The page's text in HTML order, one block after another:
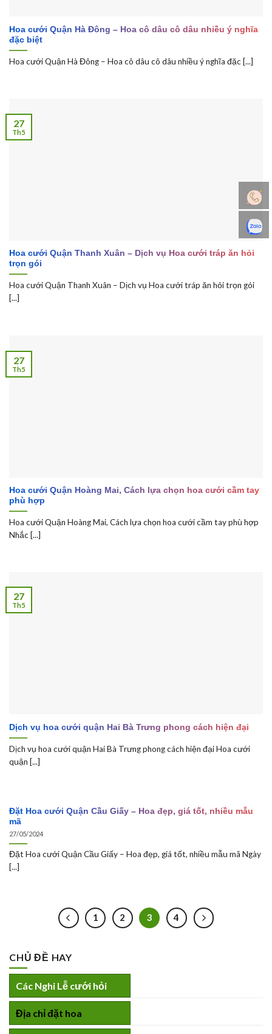
Hoa cưới Quận Hà Đông – Hoa cô dâu cô dâu nhiều ý nghĩa
đặc biệt
Hoa cưới Quận Hà Đông – Hoa cô dâu cô dâu nhiều ý nghĩa đặc [...]
Hoa cưới Quận Thanh Xuân – Dịch vụ Hoa cưới tráp ăn hỏi
trọn gói
Hoa cưới Quận Thanh Xuân – Dịch vụ Hoa cưới tráp ăn hỏi trọn gói
[...]
27
Th5
Hoa cưới Quận Hoàng Mai, Cách lựa chọn hoa cưới cầm tay
phù hợp
Hoa cưới Quận Hoàng Mai, Cách lựa chọn hoa cưới cầm tay phù hợp
Nhắc [...]
27
Th5
Dịch vụ hoa cưới quận Hai Bà Trưng phong cách hiện đại
Dịch vụ hoa cưới quận Hai Bà Trưng phong cách hiện đại Hoa cưới
quận [...]
27
Th5
Đặt Hoa cưới Quận Cầu Giấy – Hoa đẹp, giá tốt, nhiều mẫu
mã
27/05/2024
Đặt Hoa cưới Quận Cầu Giấy – Hoa đẹp, giá tốt, nhiều mẫu mã Ngày
[...]
1 2 3 4
CHỦ ĐỀ HAY
Các Nghi Lễ cưới hỏi
Địa chỉ đặt hoa